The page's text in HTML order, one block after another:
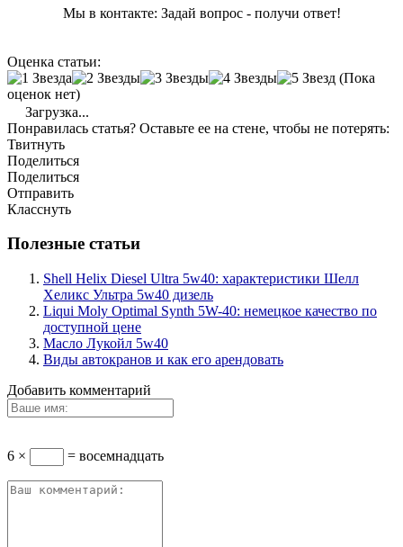
Мы в контакте: Задай вопрос - получи ответ!
Оценка статьи:
(Пока
оценок нет)
Загрузка...
Понравилась статья? Оставьте ее на стене, чтобы не потерять:
Твитнуть
Поделиться
Поделиться
Отправить
Класснуть
Полезные статьи
Shell Helix Diesel Ultra 5w40: характеристики Шелл
Хеликс Ультра 5w40 дизель
Liqui Moly Optimal Synth 5W-40: немецкое качество по
доступной цене
Масло Лукойл 5w40
Виды автокранов и как его арендовать
Добавить комментарий
6 × = восемнадцать